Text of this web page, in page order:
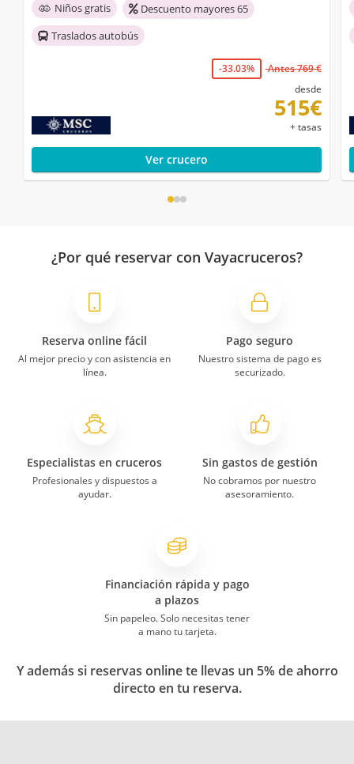
Niños gratis
Descuento mayores 65
Traslados autobús
-33.03%
Antes 769 €
desde
515€
+ tasas
Ver crucero
¿Por qué reservar con Vayacruceros?
Reserva online fácil
Al mejor precio y con asistencia en
línea.
Pago seguro
Nuestro sistema de pago es
securizado.
Especialistas en cruceros
Profesionales y dispuestos a
ayudar.
Sin gastos de gestión
No cobramos por nuestro
asesoramiento.
Financiación rápida y pago
a plazos
Sin papeleo. Solo necesitas tener
a mano tu tarjeta.
Y además si reservas online te llevas un 5% de ahorro
directo en tu reserva.